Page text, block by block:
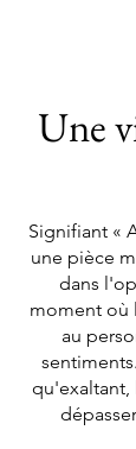
Une
Signifiant «
une pièce
dans
moment où
au
qu'exaltant,